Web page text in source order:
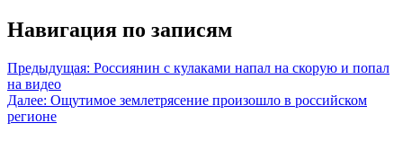
Навигация по записям
Предыдущая: Россиянин с кулаками напал на скорую и попал
на видео
Далее: Ощутимое землетрясение произошло в российском
регионе